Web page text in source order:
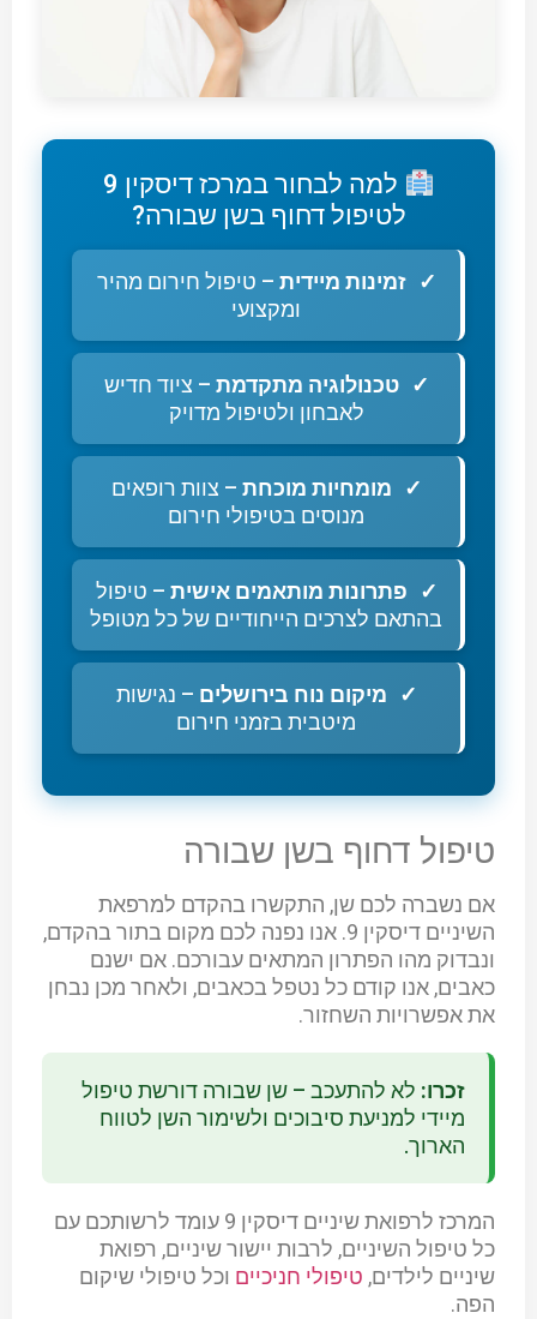
למה לבחור במרכז דיסקין 9
לטיפול דחוף בשן שבורה?
זמינות מיידית – טיפול חירום מהיר
ומקצועי
טכנולוגיה מתקדמת – ציוד חדיש
לאבחון ולטיפול מדויק
מומחיות מוכחת – צוות רופאים
מנוסים בטיפולי חירום
פתרונות מותאמים אישית – טיפול
בהתאם לצרכים הייחודיים של כל מטופל
מיקום נוח בירושלים – נגישות
מיטבית בזמני חירום
טיפול דחוף בשן שבורה
אם נשברה לכם שן, התקשרו בהקדם למרפאת
השיניים דיסקין 9. אנו נפנה לכם מקום בתור בהקדם,
ונבדוק מהו הפתרון המתאים עבורכם. אם ישנם
כאבים, אנו קודם כל נטפל בכאבים, ולאחר מכן נבחן
את אפשרויות השחזור.
זכרו: לא להתעכב – שן שבורה דורשת טיפול
מיידי למניעת סיבוכים ולשימור השן לטווח
הארוך.
המרכז לרפואת שיניים דיסקין 9 עומד לרשותכם עם
כל טיפול השיניים, לרבות יישור שיניים, רפואת
שיניים לילדים, טיפולי חניכיים וכל טיפולי שיקום
הפה.